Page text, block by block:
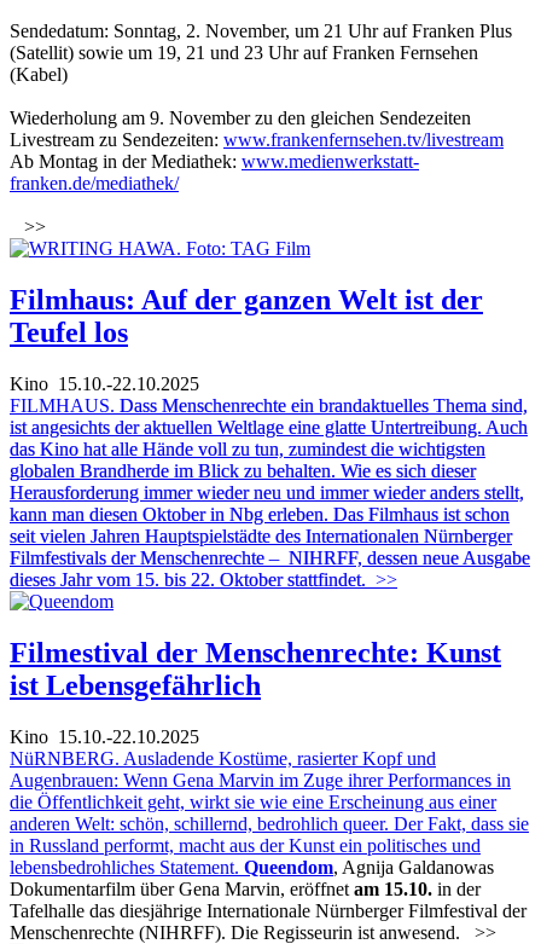
Sendedatum: Sonntag, 2. November, um 21 Uhr auf Franken Plus
(Satellit) sowie um 19, 21 und 23 Uhr auf Franken Fernsehen
(Kabel)
Wiederholung am 9. November zu den gleichen Sendezeiten
Livestream zu Sendezeiten: www.frankenfernsehen.tv/livestream
Ab Montag in der Mediathek: www.medienwerkstatt-
franken.de/mediathek/
>>
Filmhaus: Auf der ganzen Welt ist der
Teufel los
Kino 15.10.-22.10.2025
FILMHAUS. Dass Menschenrechte ein brandaktuelles Thema sind,
ist angesichts der aktuellen Weltlage eine glatte Untertreibung. Auch
das Kino hat alle Hände voll zu tun, zumindest die wichtigsten
globalen Brandherde im Blick zu behalten. Wie es sich dieser
Herausforderung immer wieder neu und immer wieder anders stellt,
kann man diesen Oktober in Nbg erleben. Das Filmhaus ist schon
seit vielen Jahren Hauptspielstädte des Internationalen Nürnberger
Filmfestivals der Menschenrechte – NIHRFF, dessen neue Ausgabe
dieses Jahr vom 15. bis 22. Oktober stattfindet. >>
Filmestival der Menschenrechte: Kunst
ist Lebensgefährlich
Kino 15.10.-22.10.2025
NüRNBERG. Ausladende Kostüme, rasierter Kopf und
Augenbrauen: Wenn Gena Marvin im Zuge ihrer Performances in
die Öffentlichkeit geht, wirkt sie wie eine Erscheinung aus einer
anderen Welt: schön, schillernd, bedrohlich queer. Der Fakt, dass sie
in Russland performt, macht aus der Kunst ein politisches und
lebensbedrohliches Statement. Queendom, Agnija Galdanowas
Dokumentarfilm über Gena Marvin, eröffnet am 15.10. in der
Tafelhalle das diesjährige Internationale Nürnberger Filmfestival der
Menschenrechte (NIHRFF). Die Regisseurin ist anwesend.
>>